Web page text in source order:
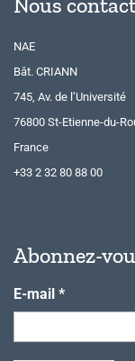
NAE
Bât. CRIANN
745, Av. de l’Université
76800 St-Etienne-du-
France
+33 2 32 80 88 00
Abonnez-
E-mail *